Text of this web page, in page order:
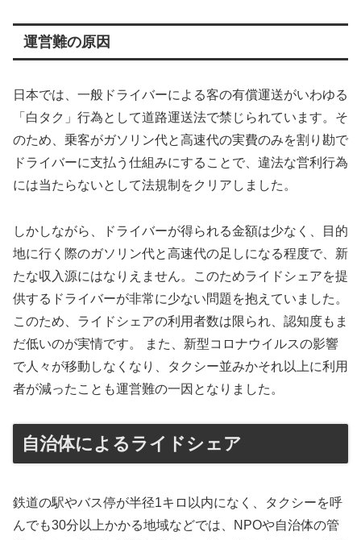
運営難の原因
日本では、一般ドライバーによる客の有償運送がいわゆる
「白タク」行為として道路運送法で禁じられています。そ
のため、乗客がガソリン代と高速代の実費のみを割り勘で
ドライバーに支払う仕組みにすることで、違法な営利行為
には当たらないとして法規制をクリアしました。
しかしながら、ドライバーが得られる金額は少なく、目的
地に行く際のガソリン代と高速代の足しになる程度で、新
たな収入源にはなりえません。このためライドシェアを提
供するドライバーが非常に少ない問題を抱えていました。
このため、ライドシェアの利用者数は限られ、認知度もま
だ低いのが実情です。 また、新型コロナウイルスの影響
で人々が移動しなくなり、タクシー並みかそれ以上に利用
者が減ったことも運営難の一因となりました。
自治体によるライドシェア
鉄道の駅やバス停が半径1キロ以内になく、タクシーを呼
んでも30分以上かかる地域などでは、NPOや自治体の管